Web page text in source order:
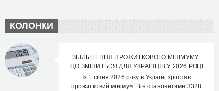
КОЛОНКИ
ЗБІЛЬШЕННЯ ПРОЖИТКОВОГО МІНІМУМУ:
ЩО ЗМІНИТЬСЯ ДЛЯ УКРАЇНЦІВ У 2026 РОЦІ
Із 1 січня 2026 року в Україні зростає
прожитковий мінімум. Він становитиме 3328